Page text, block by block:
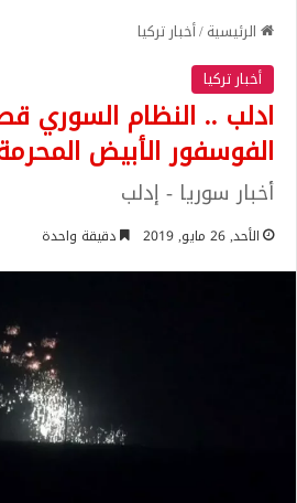
الرئيسية/أخبار تركيا
أخبار تركيا
ادلب .. النظام السوري
الفوسفور الأبيض
أخبار سوريا - إدلب
الأحد, 26 مايو, 2019 دقيقة واحدة